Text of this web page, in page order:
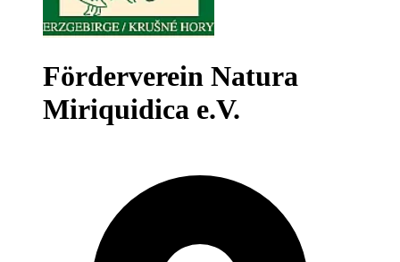
Förderverein Natura
Miriquidica e.V.